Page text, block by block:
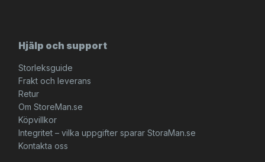
Hjälp och support
Storleksguide
Frakt och leverans
Retur
Om StoreMan.se
Köpvillkor
Integritet – vilka uppgifter sparar StoraMan.se
Kontakta oss